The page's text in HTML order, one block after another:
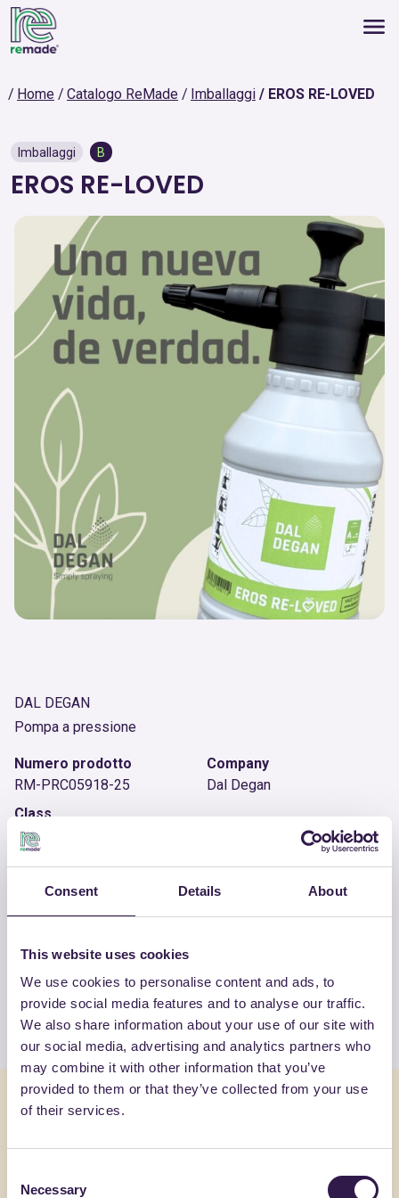
Consent Details About
This website uses cookies
We use cookies to personalise content and ads, to
provide social media features and to analyse our traffic.
We also share information about your use of our site with
our social media, advertising and analytics partners who
may combine it with other information that you’ve
provided to them or that they’ve collected from your use
of their services.
Selection
Necessary
Home Catalogo ReMade Imballaggi EROS RE-LOVED
Imballaggi B
EROS RE-LOVED
DAL DEGAN
Pompa a pressione
Numero prodotto
RM-PRC05918-25
Company
Dal Degan
Class
B
ALTRI PRODOTTI
Guarda la lista completa dei prodotti
Potrebbe interessarti anche